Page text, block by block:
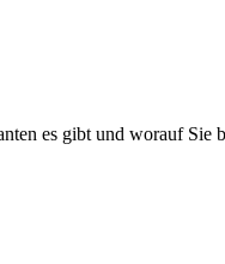
es gibt und worauf Sie